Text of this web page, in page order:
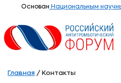
Основан Национальным
Главная / Контакты